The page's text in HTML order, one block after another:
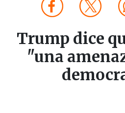
Trump dice
"una